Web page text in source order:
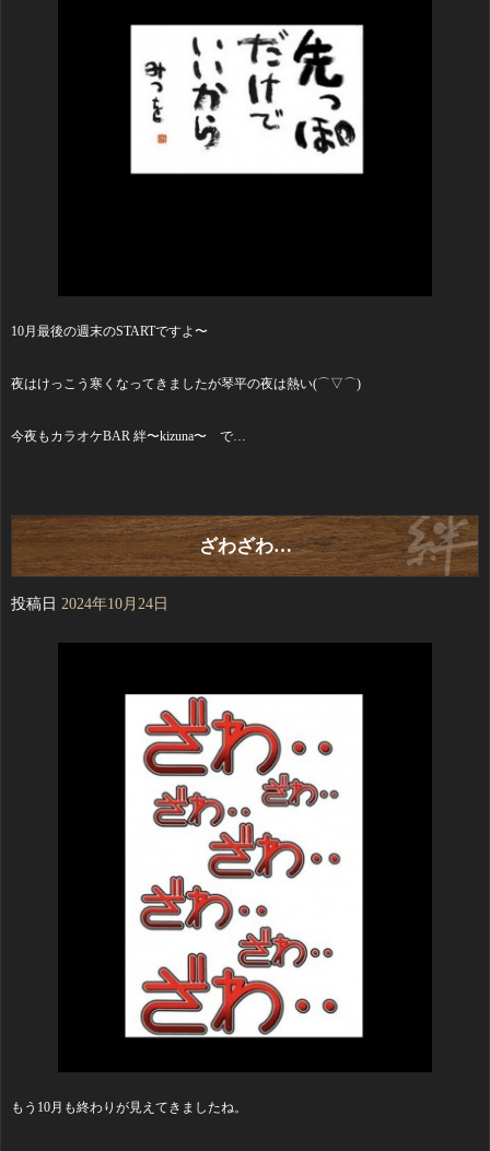
10月最後の週末のSTARTですよ〜
夜はけっこう寒くなってきましたが琴平の夜は熱い(⌒▽⌒)
今夜もカラオケBAR 絆〜kizuna〜 で…
ざわざわ…
投稿日 2024年10月24日
もう10月も終わりが見えてきましたね。